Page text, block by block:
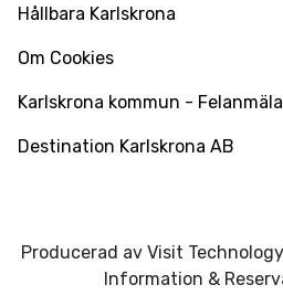
Hållbara Karlskrona
Om Cookies
Karlskrona kommun -
Destination Karlskrona AB
Producerad av Visit
Information &